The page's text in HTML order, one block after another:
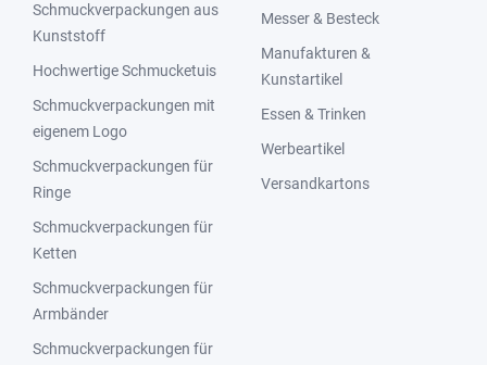
Schmuckverpackungen aus
Kunststoff
Hochwertige Schmucketuis
Schmuckverpackungen mit
eigenem Logo
Schmuckverpackungen für
Ringe
Schmuckverpackungen für
Ketten
Schmuckverpackungen für
Armbänder
Schmuckverpackungen für
Messer & Besteck
Manufakturen &
Kunstartikel
Essen & Trinken
Werbeartikel
Versandkartons